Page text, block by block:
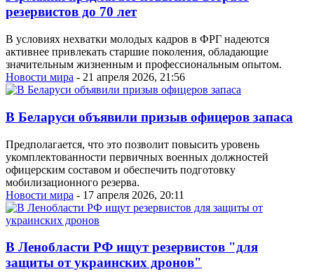
резервистов до 70 лет
В условиях нехватки молодых кадров в ФРГ надеются
активнее привлекать старшие поколения, обладающие
значительным жизненным и профессиональным опытом.
Новости мира - 21 апреля 2026, 21:56
В Беларуси объявили призыв офицеров запаса
Предполагается, что это позволит повысить уровень
укомплектованности первичных военных должностей
офицерским составом и обеспечить подготовку
мобилизационного резерва.
Новости мира - 17 апреля 2026, 20:11
В Ленобласти РФ ищут резервистов "для
защиты от украинских дронов"